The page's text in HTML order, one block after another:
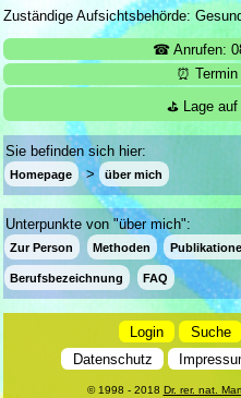
Zuständige Aufsichtsbehörde:
☎ Anrufen:
⏰
⛳ Lage
Sie befinden sich hier:
Homepage über mich
Unterpunkte von "über mich":
Zur Person Methoden
Berufsbezeichnung FAQ
Login Suche
Datenschutz
© 1998 - 2018 Dr. rer. nat.